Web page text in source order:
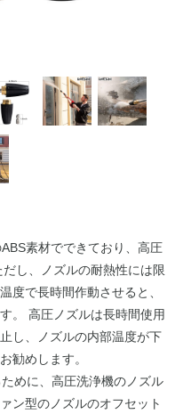
素材でできており、高圧
し、ノズルの耐熱性には限
度で長時間作動させると、
。 高圧ノズルは長時間使用
し、ノズルの内部温度が下
勧めします。
めに、高圧洗浄機のノズル
ン型のノズルのオフセット